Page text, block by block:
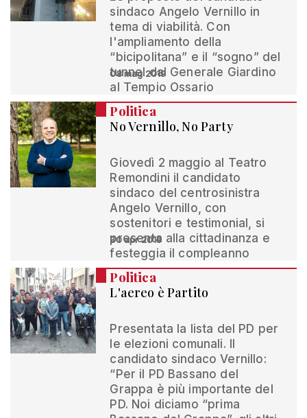
sindaco Angelo Vernillo in
tema di viabilità. Con
l'ampliamento della
“bicipolitana” e il “sogno” del
tunnel dal Generale Giardino
al Tempio Ossario
08 mag 2019
Politica
No Vernillo, No Party
Giovedì 2 maggio al Teatro
Remondini il candidato
sindaco del centrosinistra
Angelo Vernillo, con
sostenitori e testimonial, si
presenta alla cittadinanza e
festeggia il compleanno
30 apr 2019
Politica
L'aereo è Partito
Presentata la lista del PD per
le elezioni comunali. Il
candidato sindaco Vernillo:
“Per il PD Bassano del
Grappa è più importante del
PD. Noi diciamo “prima